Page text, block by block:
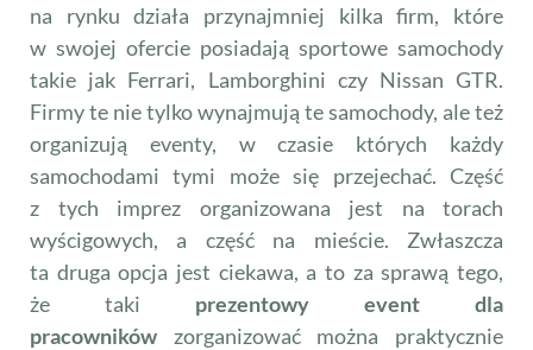
na rynku działa przynajmniej kilka firm, które
w swojej ofercie posiadają sportowe samochody
takie jak Ferrari, Lamborghini czy Nissan GTR.
Firmy te nie tylko wynajmują te samochody, ale też
organizują eventy, w czasie których każdy
samochodami tymi może się przejechać. Część
z tych imprez organizowana jest na torach
wyścigowych, a część na mieście. Zwłaszcza
ta druga opcja jest ciekawa, a to za sprawą tego,
że taki prezentowy event dla
pracowników zorganizować można praktycznie